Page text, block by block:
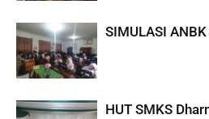
SIMULASI
HUT SMKS